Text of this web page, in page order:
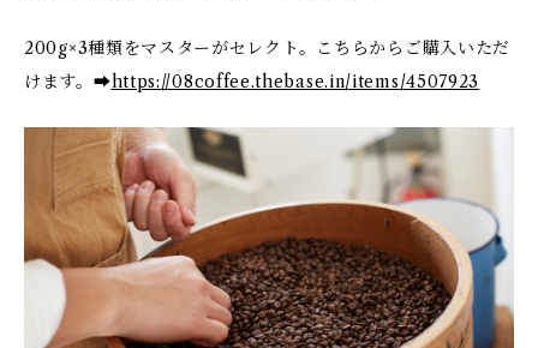
200g×3種類をマスターがセレクト。こちらからご購入いただ
けます。➡https://08coffee.thebase.in/items/4507923